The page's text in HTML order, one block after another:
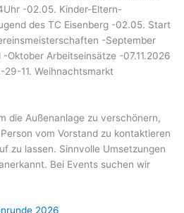
-02.05. Kinder-Eltern-
des TC Eisenberg -02.05. Start
-September
Oktober Arbeitseinsätze -07.11.2026
29-11. Weihnachtsmarkt
die Außenanlage zu verschönern,
vom Vorstand zu kontaktieren
zu lassen. Sinnvolle Umsetzungen
Bei Events suchen wir
2026